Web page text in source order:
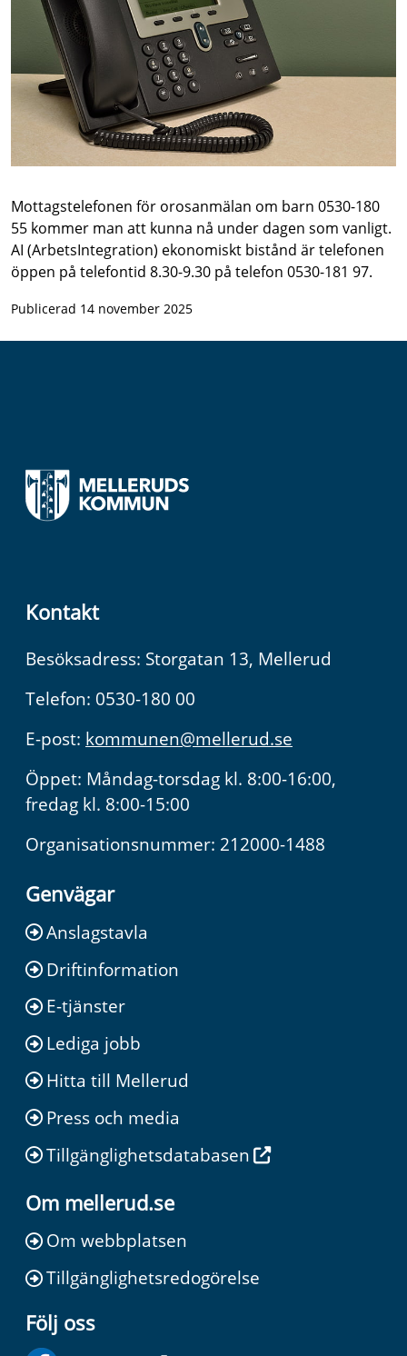
Mottagstelefonen för orosanmälan om barn 0530-180
55 kommer man att kunna nå under dagen som vanligt.
AI (ArbetsIntegration) ekonomiskt bistånd är telefonen
öppen på telefontid 8.30-9.30 på telefon 0530-181 97.
Publicerad 14 november 2025
Kontakt
Besöksadress: Storgatan 13, Mellerud
Telefon: 0530-180 00
E-post: kommunen@mellerud.se
Öppet: Måndag-torsdag kl. 8:00-16:00,
fredag kl. 8:00-15:00
Organisationsnummer: 212000-1488
Genvägar
Anslagstavla
Driftinformation
E-tjänster
Lediga jobb
Hitta till Mellerud
Press och media
Tillgänglighetsdatabasen
Om mellerud.se
Om webbplatsen
Tillgänglighetsredogörelse
Följ oss